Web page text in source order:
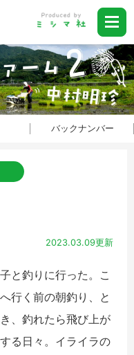
バックナンバー
2023.03.09更新
と釣りに行った。こ
行く前の朝釣り、と
、釣れたら飛び上が
る日々。イライラの